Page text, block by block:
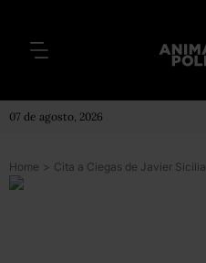
07 de agosto, 2026
Home > Cita a Ciegas de Javier Sicilia